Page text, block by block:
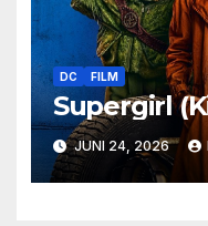
DC FILM
Supergirl
JUNI 24, 2026